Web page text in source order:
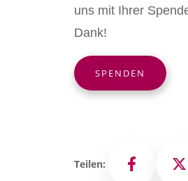
uns mit Ihrer
Dank!
SPENDEN
Teilen: Facebook X